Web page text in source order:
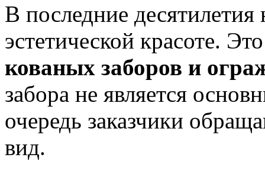
В последние десятилетия
эстетической красоте.
кованых заборов и
забора не является
очередь заказчики
вид.